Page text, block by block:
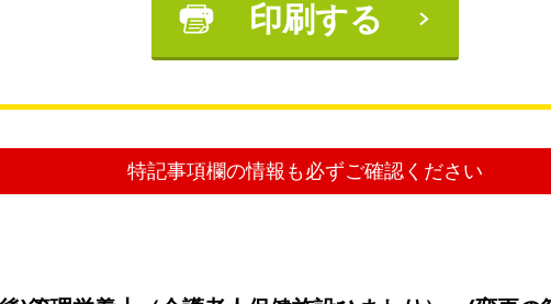
印刷する
特記事項欄の情報も必ずご確認ください